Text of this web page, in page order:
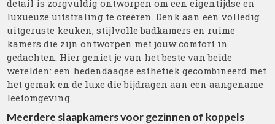
detail is zorgvuldig ontworpen om een eigentijdse en
luxueuze uitstraling te creëren. Denk aan een volledig
uitgeruste keuken, stijlvolle badkamers en ruime
kamers die zijn ontworpen met jouw comfort in
gedachten. Hier geniet je van het beste van beide
werelden: een hedendaagse esthetiek gecombineerd met
het gemak en de luxe die bijdragen aan een aangename
leefomgeving.
Meerdere slaapkamers voor gezinnen of koppels